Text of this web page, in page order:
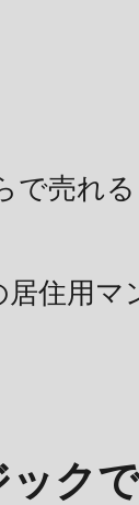
で売れる
居住用マ
ク